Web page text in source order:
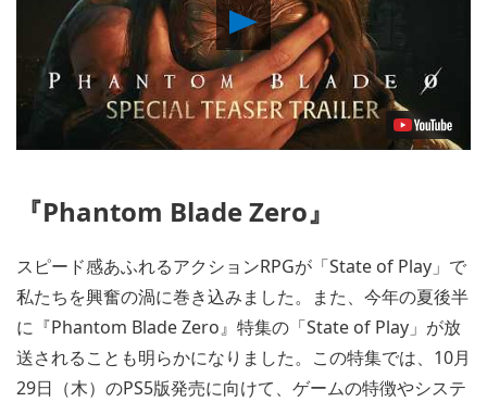
Play
Video
『Phantom Blade Zero』
スピード感あふれるアクションRPGが「State of Play」で
私たちを興奮の渦に巻き込みました。また、今年の夏後半
に『Phantom Blade Zero』特集の「State of Play」が放
送されることも明らかになりました。この特集では、10月
29日（木）のPS5版発売に向けて、ゲームの特徴やシステ